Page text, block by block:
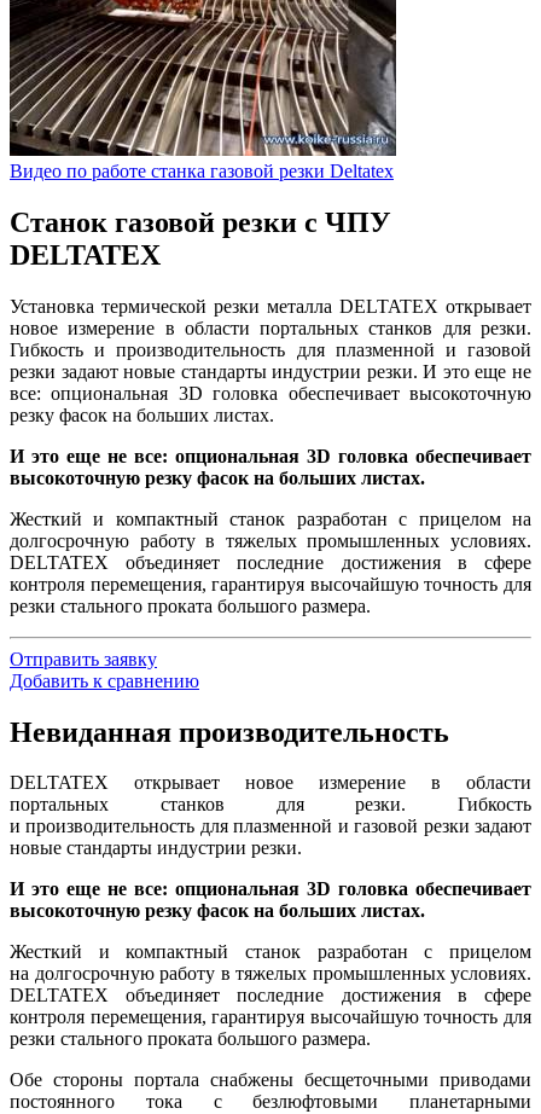
Видео по работе станка газовой резки Deltatex
Станок газовой резки с ЧПУ
DELTATEX
Установка термической резки металла DELTATEX открывает
новое измерение в области портальных станков для резки.
Гибкость и производительность для плазменной и газовой
резки задают новые стандарты индустрии резки. И это еще не
все: опциональная 3D головка обеспечивает высокоточную
резку фасок на больших листах.
И это еще не все: опциональная 3D головка обеспечивает
высокоточную резку фасок на больших листах.
Жесткий и компактный станок разработан с прицелом на
долгосрочную работу в тяжелых промышленных условиях.
DELTATEX объединяет последние достижения в сфере
контроля перемещения, гарантируя высочайшую точность для
резки стального проката большого размера.
Отправить заявку
Добавить к сравнению
Невиданная производительность
DELTATEX открывает новое измерение в области
портальных станков для резки. Гибкость
и производительность для плазменной и газовой резки задают
новые стандарты индустрии резки.
И это еще не все: опциональная 3D головка обеспечивает
высокоточную резку фасок на больших листах.
Жесткий и компактный станок разработан с прицелом
на долгосрочную работу в тяжелых промышленных условиях.
DELTATEX объединяет последние достижения в сфере
контроля перемещения, гарантируя высочайшую точность для
резки стального проката большого размера.
Обе стороны портала снабжены бесщеточными приводами
постоянного тока с безлюфтовыми планетарными